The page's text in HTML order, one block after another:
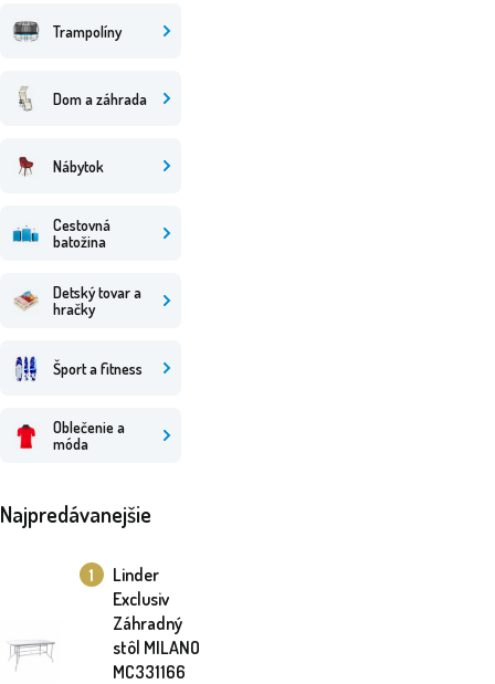
Trampolíny
Dom a záhrada
Nábytok
Cestovná
batožina
Detský tovar a
hračky
Šport a fitness
Oblečenie a
móda
Najpredávanejšie
1
Linder
Exclusiv
Záhradný
stôl MILANO
MC331166